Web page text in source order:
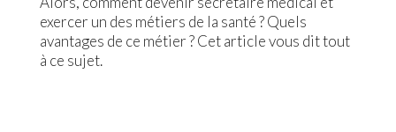
exercer un des métiers de la santé ? Quels
avantages de ce métier ? Cet article vous dit tout
à ce sujet.